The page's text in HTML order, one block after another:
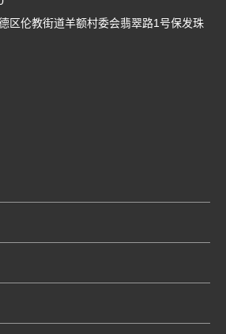
区伦教街道羊额村委会翡翠路1号保发珠